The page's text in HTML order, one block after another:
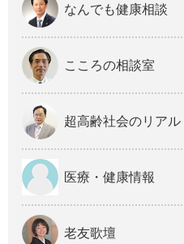
なんでも健康相談
こころの相談室
超高齢社会のリアル
医療・健康情報
老友歌壇